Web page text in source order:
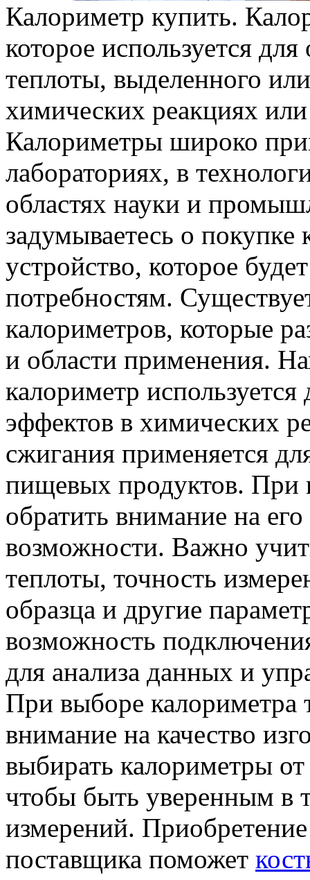
Калориметр купить.
которое используется
теплоты, выделенного
химических реакциях
Калориметры широко
лабораториях, в
областях науки и
задумываетесь о
устройство, которое
потребностям.
калориметров, которые
и области применения.
калориметр
эффектов в химических
сжигания применяется
пищевых продуктов. При
обратить внимание на
возможности. Важно
теплоты, точность
образца и другие
возможность
для анализа данных и
При выборе калориметра
внимание на качество
выбирать калориметры
чтобы быть уверенным в
измерений.
поставщика поможет